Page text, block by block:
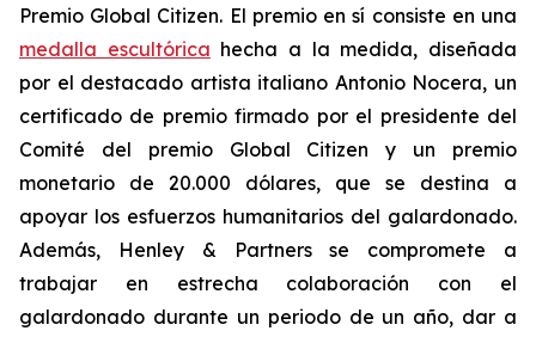
Premio Global Citizen. El premio en sí consiste en una
medalla escultórica hecha a la medida, diseñada
por el destacado artista italiano Antonio Nocera, un
certificado de premio firmado por el presidente del
Comité del premio Global Citizen y un premio
monetario de 20.000 dólares, que se destina a
apoyar los esfuerzos humanitarios del galardonado.
Además, Henley & Partners se compromete a
trabajar en estrecha colaboración con el
galardonado durante un periodo de un año, dar a